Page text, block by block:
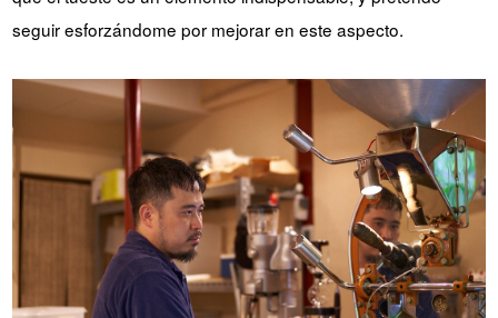
seguir esforzándome por mejorar en este aspecto.